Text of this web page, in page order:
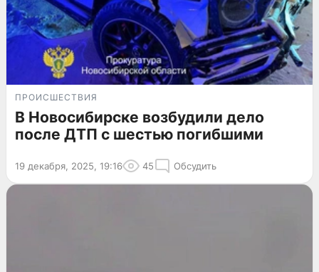
ПРОИСШЕСТВИЯ
В Новосибирске возбудили дело
после ДТП с шестью погибшими
19 декабря, 2025, 19:16 45 Обсудить